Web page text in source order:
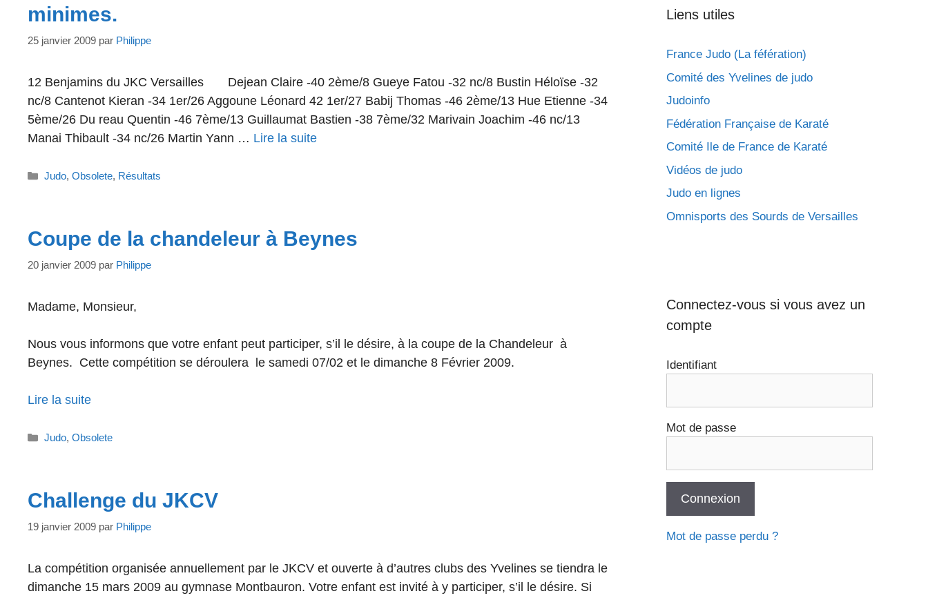
minimes.
25 janvier 2009 par Philippe
12 Benjamins du JKC Versailles Dejean Claire -40 2ème/8 Gueye Fatou -32 nc/8 Bustin Héloïse -32
nc/8 Cantenot Kieran -34 1er/26 Aggoune Léonard 42 1er/27 Babij Thomas -46 2ème/13 Hue Etienne -34
5ème/26 Du reau Quentin -46 7ème/13 Guillaumat Bastien -38 7ème/32 Marivain Joachim -46 nc/13
Manai Thibault -34 nc/26 Martin Yann … Lire la suite
Catégories
Judo,Obsolete, Résultats
Coupe de la chandeleur à Beynes
20 janvier 2009 par Philippe
Madame, Monsieur,
Nous vous informons que votre enfant peut participer, s’il le désire, à la coupe de la Chandeleur à
Beynes. Cette compétition se déroulera le samedi 07/02 et le dimanche 8 Février 2009.
Lire la suite
Catégories
Judo,Obsolete
Challenge du JKCV
19 janvier 2009 par Philippe
La compétition organisée annuellement par le JKCV et ouverte à d’autres clubs des Yvelines se tiendra le
dimanche 15 mars 2009 au gymnase Montbauron. Votre enfant est invité à y participer, s’il le désire. Si
Liens utiles
France Judo (La féfération)
Comité des Yvelines de judo
Judoinfo
Fédération Française de Karaté
Comité Ile de France de Karaté
Vidéos de judo
Judo en lignes
Omnisports des Sourds de Versailles
Connectez-vous si vous avez un
compte
Identifiant
Mot de passe
Mot de passe perdu ?